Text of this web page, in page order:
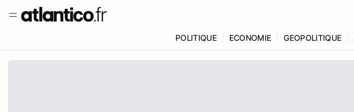
POLITIQUE ECONOMIE GEOPOLITIQUE